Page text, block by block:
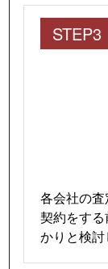
STEP3
各会社の査
契約をす
かりと検討